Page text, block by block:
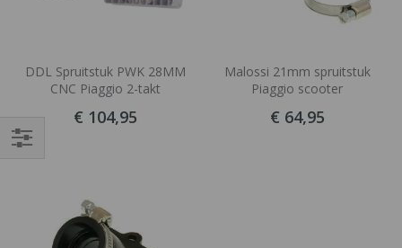
DDL Spruitstuk PWK 28MM
CNC Piaggio 2-takt
€ 104,95
Malossi 21mm spruitstuk
Piaggio scooter
€ 64,95